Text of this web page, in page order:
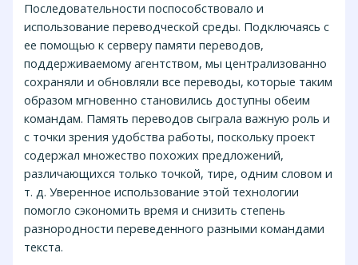
Последовательности поспособствовало и
использование переводческой среды. Подключаясь с
ее помощью к серверу памяти переводов,
поддерживаемому агентством, мы централизованно
сохраняли и обновляли все переводы, которые таким
образом мгновенно становились доступны обеим
командам. Память переводов сыграла важную роль и
с точки зрения удобства работы, поскольку проект
содержал множество похожих предложений,
различающихся только точкой, тире, одним словом и
т. д. Уверенное использование этой технологии
помогло сэкономить время и снизить степень
разнородности переведенного разными командами
текста.